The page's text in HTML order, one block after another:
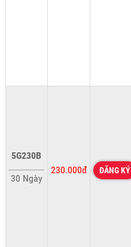
5G230B
30 Ngày
230.000đ ĐĂNG KÝ